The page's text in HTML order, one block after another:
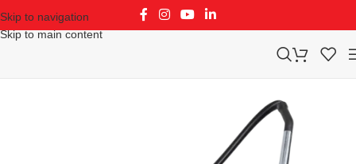
Skip to navigation
Skip to main content